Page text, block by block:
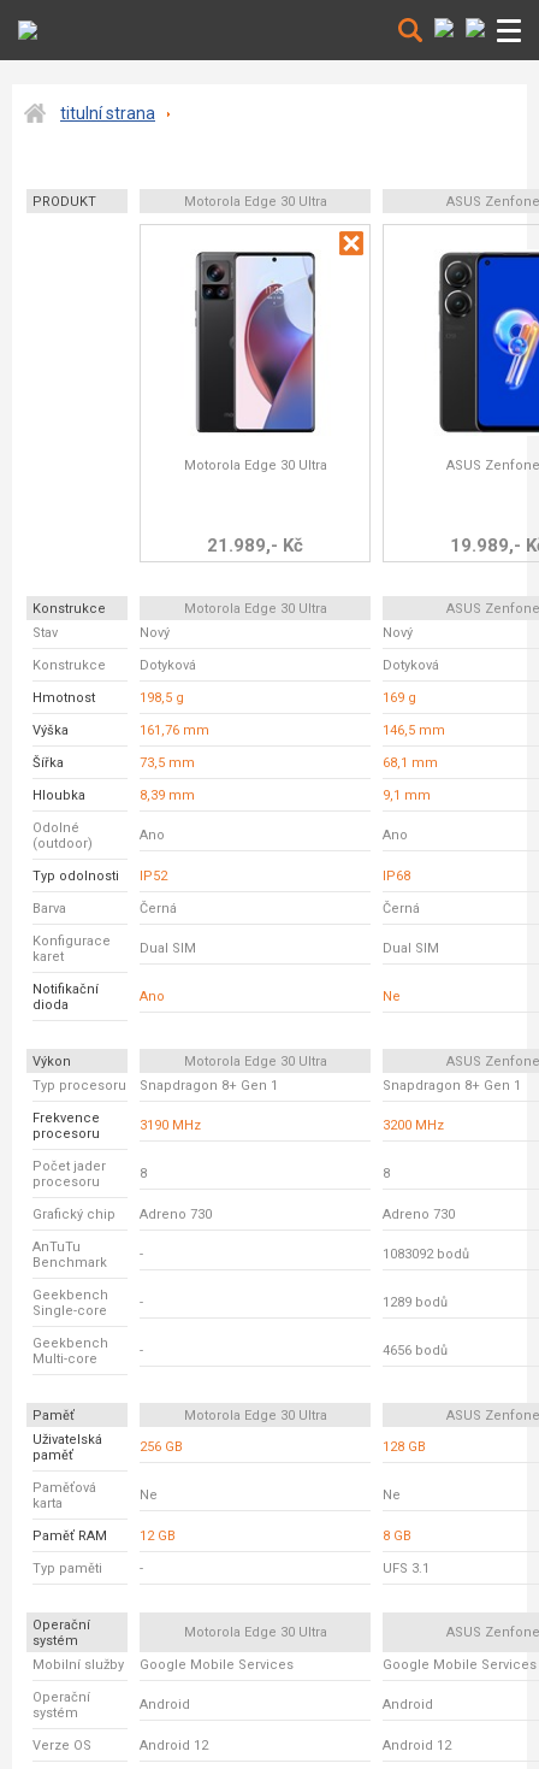
titulní strana
PRODUKT Motorola Edge 30 Ultra ASUS
Motorola Edge 30 Ultra
21.989,- Kč
ASUS
19.989,-
Konstrukce Motorola Edge 30 Ultra
ASUS
Stav
Nový Nový
Konstrukce Dotyková Dotyková
Hmotnost 198,5 g 169 g
Výška 161,76 mm 146,5 mm
Šířka 73,5 mm 68,1 mm
Hloubka 8,39 mm 9,1 mm
Odolné
(outdoor)
Ano Ano
Typ odolnosti IP52 IP68
Barva Černá Černá
Konfigurace
karet
Dual SIM Dual SIM
Notifikační
dioda
Ano Ne
Výkon Motorola Edge 30 Ultra
ASUS
Typ procesoru
Snapdragon 8+ Gen 1 Snapdragon 8+ Gen 1
Frekvence
procesoru
3190 MHz 3200 MHz
Počet jader
procesoru
8 8
Grafický chip Adreno 730 Adreno 730
AnTuTu
Benchmark
- 1083092 bodů
Geekbench
Single-core
- 1289 bodů
Geekbench
Multi-core
- 4656 bodů
Paměť Motorola Edge 30 Ultra
ASUS
Uživatelská
paměť
256 GB 128 GB
Paměťová
karta
Ne Ne
Paměť RAM 12 GB 8 GB
Typ paměti - UFS 3.1
Operační
systém
Motorola Edge 30 Ultra ASUS
Mobilní služby Google Mobile Services Google Mobile Services
Operační
systém
Android Android
Verze OS Android 12 Android 12